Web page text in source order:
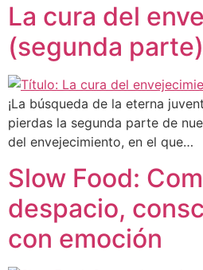
La cura del
(segunda parte)
¡La búsqueda de la eterna
pierdas la segunda parte de
del envejecimiento, en el que…
Slow Food:
despacio,
con emoción